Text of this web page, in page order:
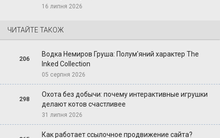
16 липня 2026
ЧИТАЙТЕ ТАКОЖ
206
Водка Немиров Груша: Полум'яний характер The
Inked Collection
05 серпня 2026
298
Охота без добычи: почему интерактивные игрушки
делают котов счастливее
31 липня 2026
Как работает ссылочное продвижение сайта?